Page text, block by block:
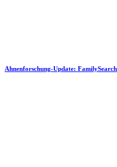
Ahnenforschung-Update: